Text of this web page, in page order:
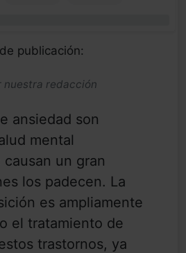
publicación:
redacción
ansiedad son
mental
un gran
los padecen. La
es ampliamente
el tratamiento de
trastornos, ya